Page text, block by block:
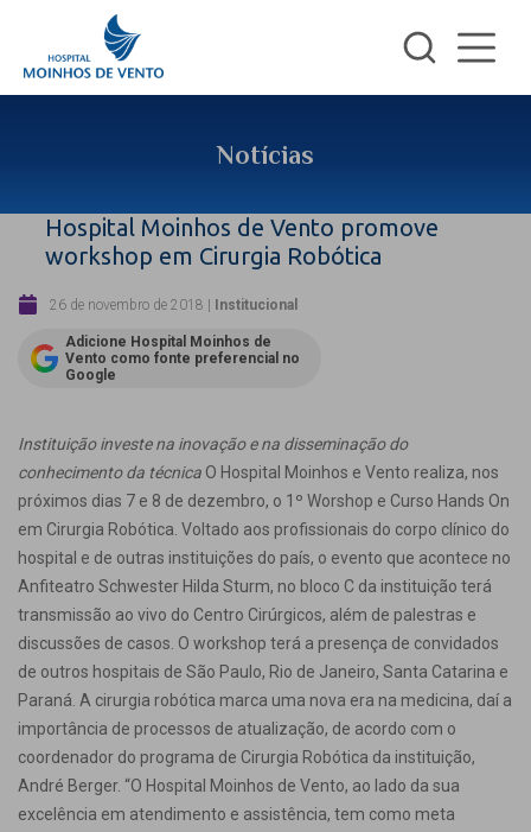
Notícias
Hospital Moinhos de Vento promove
workshop em Cirurgia Robótica
26 de novembro de 2018 | Institucional
Adicione Hospital Moinhos de
Vento como fonte preferencial no
Google
Instituição investe na inovação e na disseminação do
conhecimento da técnica O Hospital Moinhos e Vento realiza, nos
próximos dias 7 e 8 de dezembro, o 1º Worshop e Curso Hands On
em Cirurgia Robótica. Voltado aos profissionais do corpo clínico do
hospital e de outras instituições do país, o evento que acontece no
Anfiteatro Schwester Hilda Sturm, no bloco C da instituição terá
transmissão ao vivo do Centro Cirúrgicos, além de palestras e
discussões de casos. O workshop terá a presença de convidados
de outros hospitais de São Paulo, Rio de Janeiro, Santa Catarina e
Paraná. A cirurgia robótica marca uma nova era na medicina, daí a
importância de processos de atualização, de acordo com o
coordenador do programa de Cirurgia Robótica da instituição,
André Berger. “O Hospital Moinhos de Vento, ao lado da sua
excelência em atendimento e assistência, tem como meta